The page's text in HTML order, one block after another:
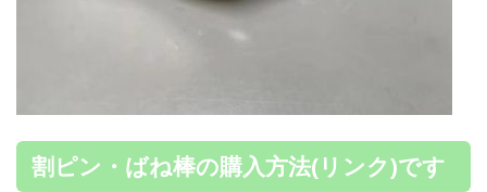
割ピン・ばね棒の購入方法(リンク)です